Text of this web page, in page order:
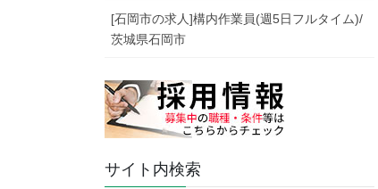
[石岡市の求人]構内作業員(週5日フルタイム)/
茨城県石岡市
サイト内検索